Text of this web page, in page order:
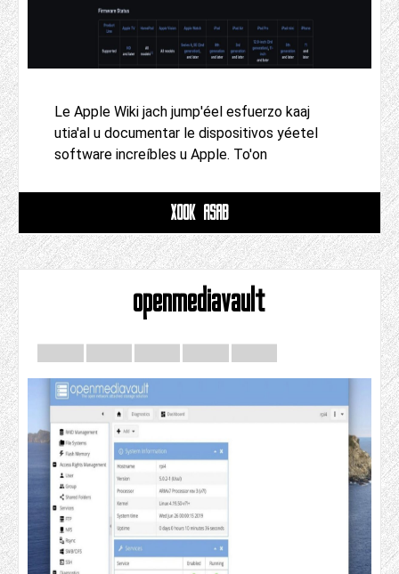
Le Apple Wiki jach jump'éel esfuerzo kaaj
utia'al u documentar le dispositivos yéetel
software increíbles u Apple. To'on
XOOK ASAB
openmediavault